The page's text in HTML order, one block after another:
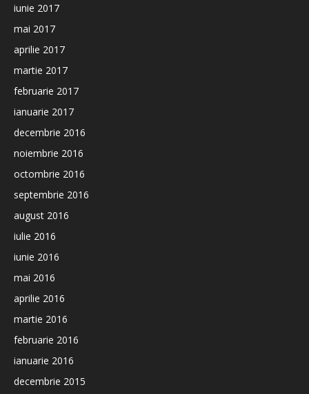
iunie 2017
mai 2017
aprilie 2017
martie 2017
februarie 2017
ianuarie 2017
decembrie 2016
noiembrie 2016
octombrie 2016
septembrie 2016
august 2016
iulie 2016
iunie 2016
mai 2016
aprilie 2016
martie 2016
februarie 2016
ianuarie 2016
decembrie 2015